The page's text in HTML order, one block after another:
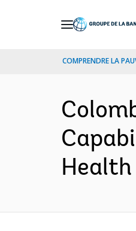
COMPRENDRE LA
Health